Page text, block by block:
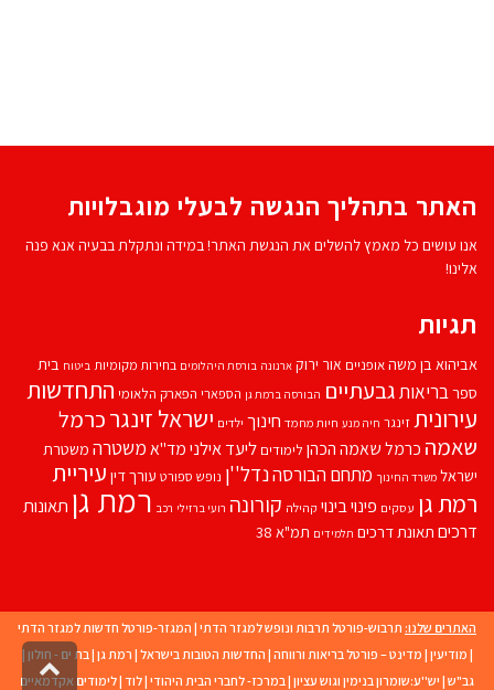
האתר בתהליך הנגשה לבעלי מוגבלויות
אנו עושים כל מאמץ להשלים את הנגשת האתר! במידה ונתקלת בבעיה אנא פנה
אלינו!
תגיות
אביהוא בן משהאופניים אור ירוק ארנונה בורסת היהלומים בחירות מקומיות ביטוח בית
ספרבריאותגבעתיים הבורסה ברמת גן הספארי הפארק הלאומי התחדשות
עירוניתזינגר חיה מנע חיות מחמד חינוך ילדים ישראל זינגרכרמל
שאמה כרמל שאמה הכהן לימודים ליעד אילנימד''אמשטרה משטרת
ישראל משרד החינוך מתחם הבורסהנדל''ן נופש ספורט עורך דין עיריית
רמת גן עסקים פינוי בינוי קהילה קורונה רועי ברזילי רכב רמת גן תאונות
דרכים תאונת דרכים תלמידים תמ"א 38
האתרים שלנו: תרבוש-פורטל תרבות ונופש למגזר הדתי | המגזר-פורטל חדשות למגזר הדתי
| מודיעין | מדינט – פורטל בריאות ורווחה | החדשות הטובות בישראל | רמת גן |בת ים - חולון |
גב"ש | יש''ע:שומרון בנימין וגוש עציון |במרכז- לחברי הבית היהודי |לוד |לימודים אקדמאיים